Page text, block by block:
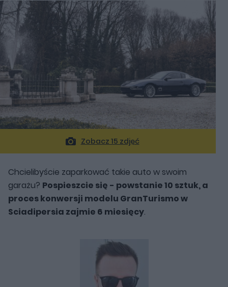
Zobacz 15 zdjęć
Chcielibyście zaparkować takie auto w swoim
garażu? Pospieszcie się - powstanie 10 sztuk, a
proces konwersji modelu GranTurismo w
Sciadipersia zajmie 6 miesięcy.